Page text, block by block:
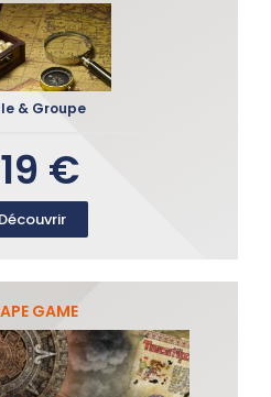
& Groupe
19 €
GAME